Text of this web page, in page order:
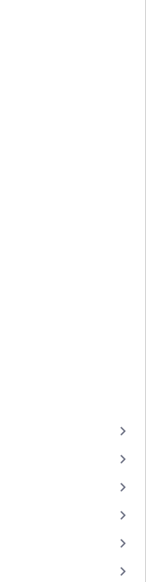
keyboard_arrow_right
keyboard_arrow_right
keyboard_arrow_right
keyboard_arrow_right
keyboard_arrow_right
keyboard_arrow_right